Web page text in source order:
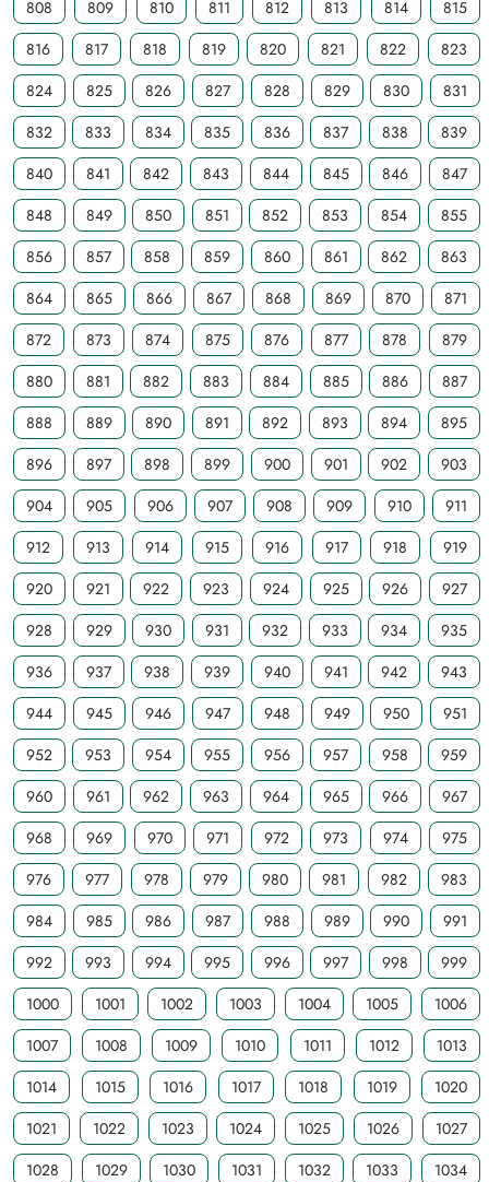
808 809 810 811 812 813 814
815
816
817 818 819 820 821 822
823
824
825 826 827 828 829 830
831
832
833 834 835 836 837 838
839
840
841 842 843 844 845 846
847
848
849 850 851 852 853 854
855
856
857 858 859 860 861 862
863
864
865 866 867 868 869 870
871
872
873 874 875 876 877 878
879
880
881 882 883 884 885 886
887
888
889 890 891 892 893 894
895
896
897 898 899 900 901 902
903
904
905 906 907 908 909 910
911
912
913 914 915 916 917 918
919
920
921 922 923 924 925 926
927
928
929 930 931 932 933 934
935
936
937 938 939 940 941 942
943
944
945 946 947 948 949 950
951
952
953 954 955 956 957 958
959
960
961 962 963 964 965 966
967
968
969 970 971 972 973 974
975
976
977 978 979 980 981 982
983
984
985 986 987 988 989 990
991
992
993 994 995 996 997 998
999
1000
1001 1002 1003 1004 1005
1006
1007
1008 1009 1010 1011 1012
1013
1014
1015 1016 1017 1018 1019
1020
1021
1022 1023 1024 1025 1026
1027
1028
1029 1030 1031 1032 1033
1034